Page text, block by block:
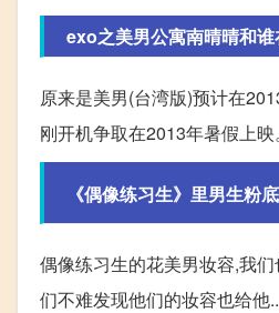
exo之美男公寓南晴晴和
原来是美男(台湾版)预计在
刚开机争取在2013年暑假上映
《偶像练习生》里男生粉
偶像练习生的花美男妆容,我
们不难发现他们的妆容也给他